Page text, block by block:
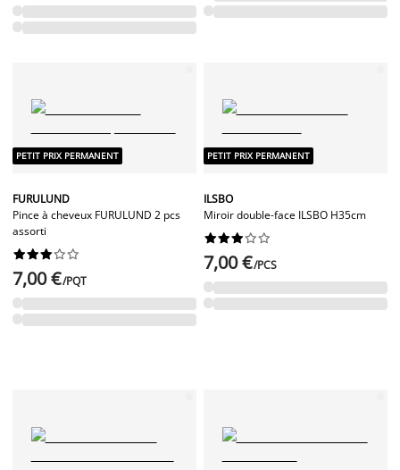
PETIT PRIX PERMANENT
FURULUND
Pince à cheveux FURULUND 2 pcs
assorti






7,00 €/PQT
PETIT PRIX PERMANENT
ILSBO
Miroir double-face ILSBO H35cm






7,00 €/PCS